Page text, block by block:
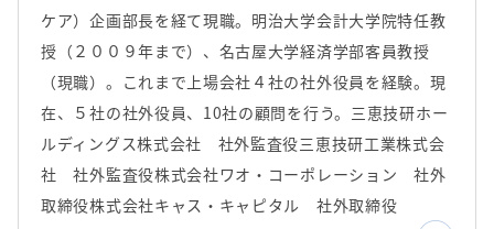
ケア）企画部長を経て現職。明治大学会計大学院特任教
授（２００９年まで）、名古屋大学経済学部客員教授
（現職）。これまで上場会社４社の社外役員を経験。現
在、５社の社外役員、10社の顧問を行う。三恵技研ホー
ルディングス株式会社 社外監査役三恵技研工業株式会
社 社外監査役株式会社ワオ・コーポレーション 社外
取締役株式会社キャス・キャピタル 社外取締役